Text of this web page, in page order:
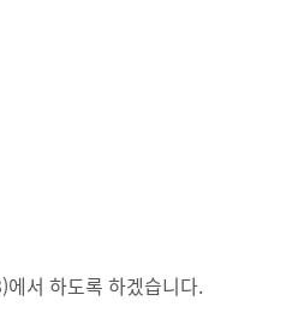
서 하도록 하겠습니다.